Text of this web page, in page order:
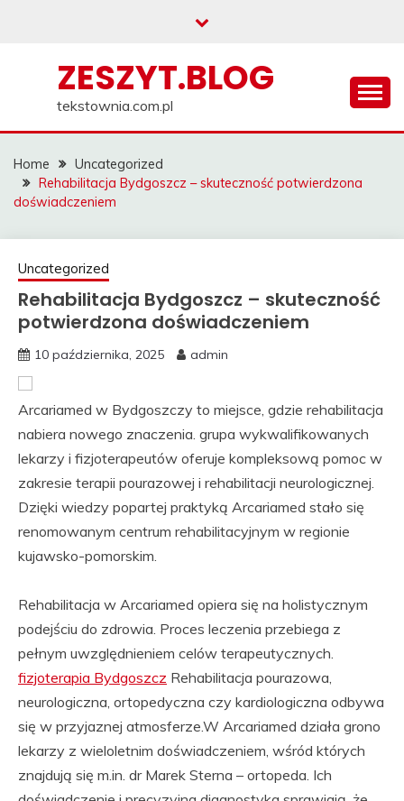
ZESZYT.BLOG
tekstownia.com.pl
Home
Uncategorized
Rehabilitacja Bydgoszcz – skuteczność potwierdzona
doświadczeniem
Uncategorized
Rehabilitacja Bydgoszcz – skuteczność
potwierdzona doświadczeniem
10 października, 2025 admin
Arcariamed w Bydgoszczy to miejsce, gdzie rehabilitacja
nabiera nowego znaczenia. grupa wykwalifikowanych
lekarzy i fizjoterapeutów oferuje kompleksową pomoc w
zakresie terapii pourazowej i rehabilitacji neurologicznej.
Dzięki wiedzy popartej praktyką Arcariamed stało się
renomowanym centrum rehabilitacyjnym w regionie
kujawsko-pomorskim.
Rehabilitacja w Arcariamed opiera się na holistycznym
podejściu do zdrowia. Proces leczenia przebiega z
pełnym uwzględnieniem celów terapeutycznych.
fizjoterapia Bydgoszcz Rehabilitacja pourazowa,
neurologiczna, ortopedyczna czy kardiologiczna odbywa
się w przyjaznej atmosferze.W Arcariamed działa grono
lekarzy z wieloletnim doświadczeniem, wśród których
znajdują się m.in. dr Marek Sterna – ortopeda. Ich